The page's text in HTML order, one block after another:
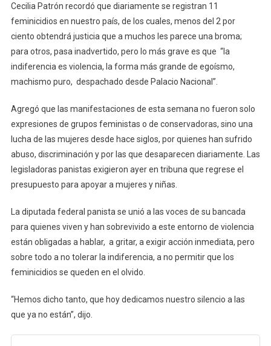
Cecilia Patrón recordó que diariamente se registran 11
feminicidios en nuestro país, de los cuales, menos del 2 por
ciento obtendrá justicia que a muchos les parece una broma;
para otros, pasa inadvertido, pero lo más grave es que “la
indiferencia es violencia, la forma más grande de egoísmo,
machismo puro, despachado desde Palacio Nacional”.
Agregó que las manifestaciones de esta semana no fueron solo
expresiones de grupos feministas o de conservadoras, sino una
lucha de las mujeres desde hace siglos, por quienes han sufrido
abuso, discriminación y por las que desaparecen diariamente. Las
legisladoras panistas exigieron ayer en tribuna que regrese el
presupuesto para apoyar a mujeres y niñas.
La diputada federal panista se unió a las voces de su bancada
para quienes viven y han sobrevivido a este entorno de violencia
están obligadas a hablar, a gritar, a exigir acción inmediata, pero
sobre todo a no tolerar la indiferencia, a no permitir que los
feminicidios se queden en el olvido.
“Hemos dicho tanto, que hoy dedicamos nuestro silencio a las
que ya no están”, dijo.